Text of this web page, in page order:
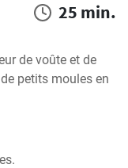
25 min.
de voûte et de
petits moules en